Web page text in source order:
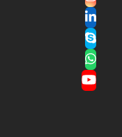
LinkedIn
Skype
Whatsapp
YouTube